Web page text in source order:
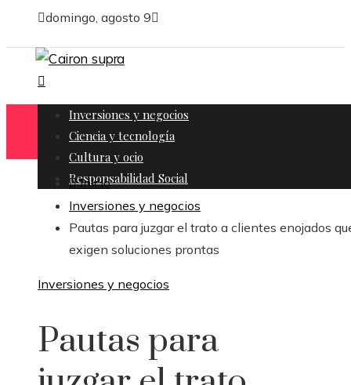
domingo, agosto 9
Inversiones y negocios
Ciencia y tecnología
Cultura y ocio
Responsabilidad Social
Inicio
Inversiones y negocios
Pautas para juzgar el trato a clientes enojados
exigen soluciones prontas
Inversiones y negocios
Pautas para